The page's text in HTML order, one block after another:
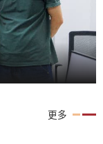
更多